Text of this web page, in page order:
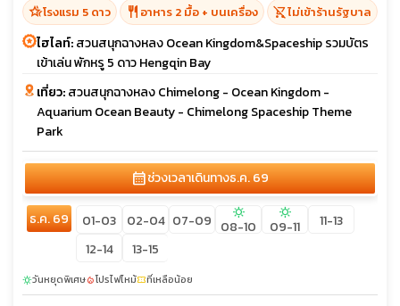
hotel_classโรงแรม 5 ดาว restaurant อาหาร 2 มื้อ + บนเครื่อง shopping_cart_offไม่เข้าร้านรัฐบาล
ไฮไลท์:สวนสนุกฉางหลง Ocean Kingdom&Spaceship รวมบัตร
เข้าเล่น พักหรู 5 ดาว Hengqin Bay
เที่ยว:สวนสนุกฉางหลง Chimelong - Ocean Kingdom -
Aquarium Ocean Beauty - Chimelong Spaceship Theme
Park
calendar_monthช่วงเวลาเดินทางธ.ค. 69
ธ.ค. 69 01-03 02-04 07-09 sunny
08-10
sunny
09-11
11-13
12-14
13-15
sunnyวันหยุดพิเศษlocal_fire_departmentโปรไฟไหม้confirmation_numberที่เหลือน้อย